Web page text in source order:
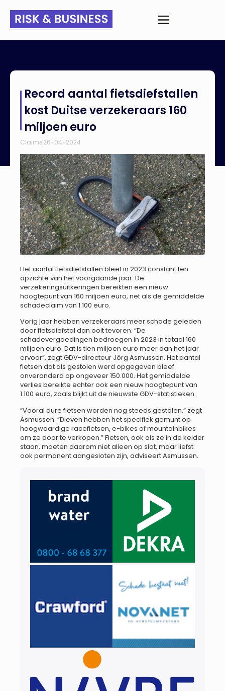
verzekeraars 160 miljoen euro
Record aantal fietsdiefstallen
kost Duitse verzekeraars 160
miljoen euro
Claims26-04-2024
Het aantal fietsdiefstallen bleef in 2023 constant ten
opzichte van het voorgaande jaar. De
verzekeringsuitkeringen bereikten een nieuw
hoogtepunt van 160 miljoen euro, net als de gemiddelde
schadeclaim van 1.100 euro.
Vorig jaar hebben verzekeraars meer schade geleden
door fietsdiefstal dan ooit tevoren. “De
schadevergoedingen bedroegen in 2023 in totaal 160
miljoen euro. Dat is tien miljoen euro meer dan het jaar
ervoor”, zegt GDV-directeur Jörg Asmussen. Het aantal
fietsen dat als gestolen werd opgegeven bleef
onveranderd op ongeveer 150.000. Het gemiddelde
verlies bereikte echter ook een nieuw hoogtepunt van
1.100 euro, zoals blijkt uit de nieuwste GDV-statistieken.
“Vooral dure fietsen worden nog steeds gestolen,” zegt
Asmussen. “Dieven hebben het specifiek gemunt op
hoogwaardige racefietsen, e-bikes of mountainbikes
om ze door te verkopen.” Fietsen, ook als ze in de kelder
staan, moeten daarom niet alleen op slot, maar liefst
ook permanent aangesloten zijn, adviseert Asmussen.